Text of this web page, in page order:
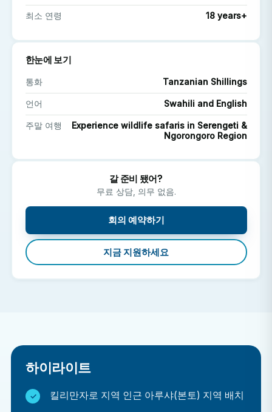
아루샤에서 생활하고 배우세요. 마사이 문화, 향신료 농장,
활기 넘치는 아루샤 거리를 탐험해 보세요.
주말 탐험
아루샤에서 출발: 세렝게티, 응고롱고로 분화구, 타랑기레
국립공원으로 사파리 여행을 떠나거나 킬리만자로 산 기
슭에서 하이킹을 즐겨보세요.
클링이나 다이빙을 즐기고, 섬의 풍부한 역사를 탐험해 보
직업상의 이점
국제 의료 경험을 통해 이력서를 강화하고, 다문화 소통
능력을 개발하며, 의과대학 진학 또는 향후 의료 분야 진
출을 위한 지원서를 더욱 탄탄하게 만드세요.
되지만, 참여 수준은 학생의 학업 배경과 경험에 따라 달
라질 수 있습니다. 인턴들은 현지 의사들을 따라다니며 탄
봉사 활동을 지원할 수도 있습니다.
최소 연령 18 years+
한눈에 보기
통화 Tanzanian Shillings
언어 Swahili and English
주말 여행
Experience wildlife safaris in Serengeti &
Ngorongoro Region
갈 준비 됐어?
무료 상담, 의무 없음.
회의 예약하기
지금 지원하세요
하이라이트
킬리만자로 지역 인근 아루샤(본토) 지역 배치